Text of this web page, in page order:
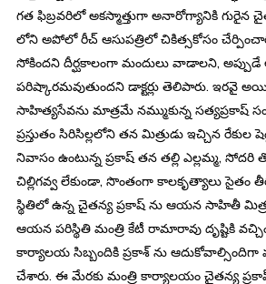
గత ఫిబ్రవరిలో అకస్మాత్తుగా అనారోగ్యానికి గురైన
లోని అపోలో రీచ్ ఆసుపత్రిలో చికిత్సకోసం
సోకిందని దీర్ఘకాలంగా మందులు వాడాలని,
పరిష్కారమవుతుందని డాక్టర్లు తెలిపారు. ఇరవై
సాహిత్యసేవను మాత్రమే నమ్ముకున్న సత్యప్రకాష్
ప్రస్తుతం సిరిసిల్లలోని తన మిత్రుడు ఇచ్చిన రేకుల
నివాసం ఉంటున్న ప్రకాష్ తన తల్లి ఎల్లమ్మ,
చిల్లిగవ్వ లేకుండా, సొంతంగా కాలకృత్యాలు
స్థితిలో ఉన్న చైతన్య ప్రకాష్ ను ఆయన సాహితీ
ఆయన పరిస్థితి మంత్రి కేటీ రామారావు దృష్టికి
కార్యాలయ సిబ్బందికి ప్రకాశ్ ను ఆదుకోవాల్సిందిగా
చేశారు. ఈ మేరకు మంత్రి కార్యాలయం చైతన్య